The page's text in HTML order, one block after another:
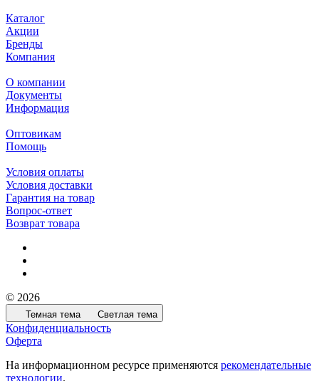
Каталог
Акции
Бренды
Компания
О компании
Документы
Информация
Оптовикам
Помощь
Условия оплаты
Условия доставки
Гарантия на товар
Вопрос-ответ
Возврат товара
© 2026
Темная тема Светлая тема
Конфиденциальность
Оферта
На информационном ресурсе применяются рекомендательные
технологии.